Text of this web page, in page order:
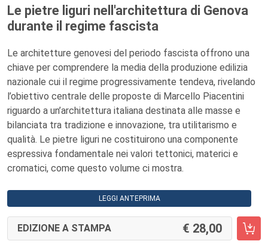
Le pietre liguri nell'architettura di Genova
durante il regime fascista
Le architetture genovesi del periodo fascista offrono una
chiave per comprendere la media della produzione edilizia
nazionale cui il regime progressivamente tendeva, rivelando
l’obiettivo centrale delle proposte di Marcello Piacentini
riguardo a un’architettura italiana destinata alle masse e
bilanciata tra tradizione e innovazione, tra utilitarismo e
qualità. Le pietre liguri ne costituirono una componente
espressiva fondamentale nei valori tettonici, materici e
cromatici, come questo volume ci mostra.
LEGGI ANTEPRIMA
EDIZIONE A STAMPA 28,00